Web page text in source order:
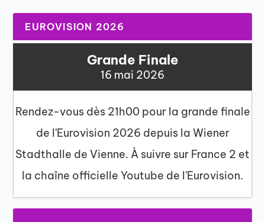
EUROVISION 2026
Grande Finale
16 mai 2026
Rendez-vous dès 21h00 pour la grande finale
de l'Eurovision 2026 depuis la Wiener
Stadthalle de Vienne. À suivre sur France 2 et
la chaîne officielle Youtube de l'Eurovision.